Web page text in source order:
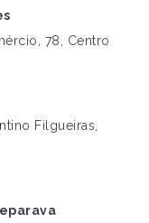
78, Centro
Filgueiras,